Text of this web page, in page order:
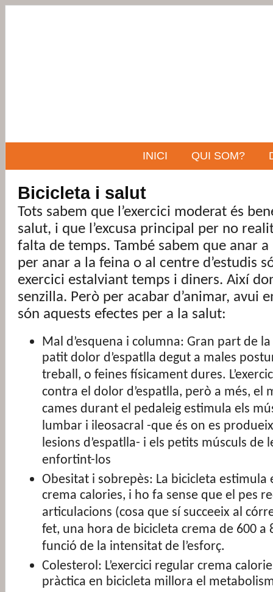
INICI QUI SOM?
Bicicleta i salut
Tots sabem que l’exercici moderat és
salut, i que l’excusa principal per no
falta de temps. També sabem que anar
per anar a la feina o al centre d’estudis
exercici estalviant temps i diners. Així
senzilla. Però per acabar d’animar, avui
són aquests efectes per a la salut:
Mal d’esquena i columna: Gran part de
patit dolor d’espatlla degut a males
treball, o feines físicament dures.
contra el dolor d’espatlla, però a més, el
cames durant el pedaleig estimula els
lumbar i ileosacral -que és on es
lesions d’espatlla- i els petits músculs de
enfortint-los
Obesitat i sobrepès: La bicicleta estimula
crema calories, i ho fa sense que el pes
articulacions (cosa que sí succeeix al
fet, una hora de bicicleta crema de 600 a
funció de la intensitat de l’esforç.
Colesterol: L’exercici regular crema
pràctica en bicicleta millora el